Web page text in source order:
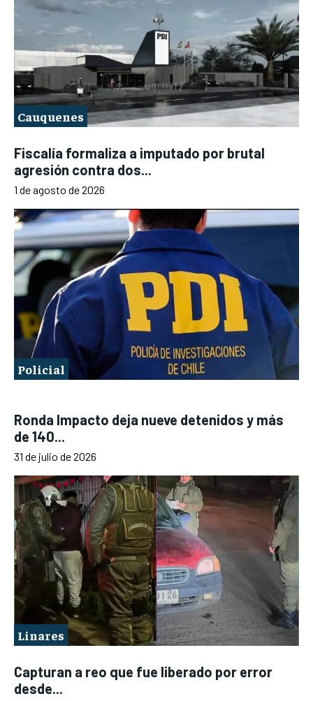
Cauquenes
Fiscalía formaliza a imputado por brutal
agresión contra dos...
1 de agosto de 2026
Policial
Ronda Impacto deja nueve detenidos y más
de 140...
31 de julio de 2026
Linares
Capturan a reo que fue liberado por error
desde...